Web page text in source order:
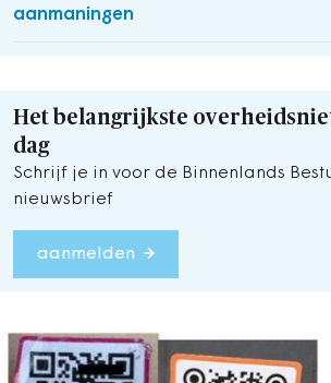
aanmaningen
Het belangrijkste
dag
Schrijf je in voor de Binnenlands
nieuwsbrief
aanmelden